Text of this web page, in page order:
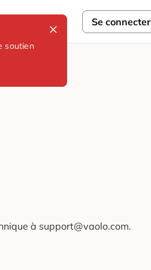
soutien
Se connecter
à support@vaolo.com.